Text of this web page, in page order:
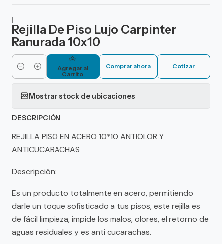
|
Rejilla De Piso Lujo Carpinter
Ranurada 10x10
Cantidad
Agregar al
Carrito
Comprar ahora Cotizar
Mostrar stock de ubicaciones
DESCRIPCIÓN
REJILLA PISO EN ACERO 10*10 ANTIOLOR Y
ANTICUCARACHAS
Descripción:
Es un producto totalmente en acero, permitiendo
darle un toque sofisticado a tus pisos, este rejilla es
de fácil limpieza, impide los malos, olores, el retorno de
aguas residuales y es anti cucarachas.